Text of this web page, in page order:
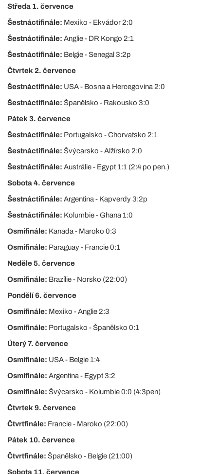
Středa 1. července
Šestnáctifinále: Mexiko - Ekvádor 2:0
Šestnáctifinále: Anglie - DR Kongo 2:1
Šestnáctifinále: Belgie - Senegal 3:2p
Čtvrtek 2. července
Šestnáctifinále: USA - Bosna a Hercegovina 2:0
Šestnáctifinále: Španělsko - Rakousko 3:0
Pátek 3. července
Šestnáctifinále: Portugalsko - Chorvatsko 2:1
Šestnáctifinále: Švýcarsko - Alžírsko 2:0
Šestnáctifinále: Austrálie - Egypt 1:1 (2:4 po pen.)
Sobota 4. července
Šestnáctifinále: Argentina - Kapverdy 3:2p
Šestnáctifinále: Kolumbie - Ghana 1:0
Osmifinále: Kanada - Maroko 0:3
Osmifinále: Paraguay - Francie 0:1
Neděle 5. července
Osmifinále: Brazílie - Norsko (22:00)
Pondělí 6. července
Osmifinále: Mexiko - Anglie 2:3
Osmifinále: Portugalsko - Španělsko 0:1
Úterý 7. července
Osmifinále: USA - Belgie 1:4
Osmifinále: Argentina - Egypt 3:2
Osmifinále: Švýcarsko - Kolumbie 0:0 (4:3pen)
Čtvrtek 9. července
Čtvrtfinále: Francie - Maroko (22:00)
Pátek 10. července
Čtvrtfinále: Španělsko - Belgie (21:00)
Sobota 11. července